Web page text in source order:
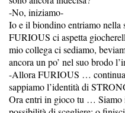
-No, iniziamo-
Io e il biondino entriamo nella
FURIOUS ci aspetta
mio collega ci sediamo,
ancora un po’ nel suo brodo
-Allora FURIOUS …
sappiamo l’identità di
Ora entri in gioco tu … Siamo